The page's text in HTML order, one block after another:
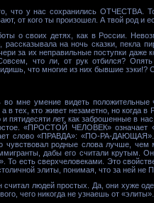
что у нас сохранились ОТЧЕСТВА.
от кого ты произошел. А твой род и
о своих детях, как в России.
рассказывала на ночь сказки, пекла
за их неправильные поступки даже
что ли, от рук отбился?
что многие из них бывшие зэки!?
во мне умение видеть
а в тех, кто живет незаметно, но
пятидесяти лет, как заброшенные в
«ПРОСТОЙ ЧЕЛОВЕК» означает
слово «ПРАВДА»: «ПО-РА-ДАЮЩАЯ».
чувствовал родные слова лучше, чем
дабы его считали крутым.
То есть сверхчеловеками. Это
элиты, понимая, что за
людей простых. Да, они хуже
чего никогда не узнаешь от «элиты».